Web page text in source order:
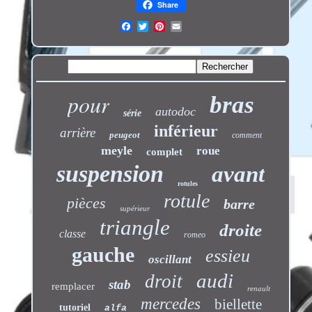
Share
pour série autodoc bras
arrière peugeot inférieur comment
meyle complet roue
suspension rotules avant
pièces supérieur rotule barre
classe triangle romeo droite
gauche oscillant essieu
remplacer stab droit audi renault
tutoriel alfa mercedes biellette